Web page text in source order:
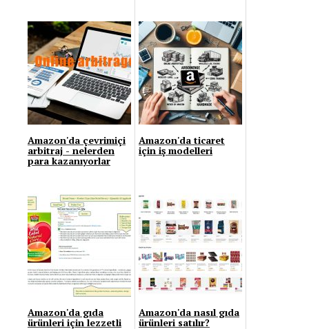
Amazon'da çevrimiçi
arbitraj - nelerden
para kazanıyorlar
Amazon'da ticaret
için iş modelleri
Amazon'da gıda
ürünleri için lezzetli
Amazon'da nasıl gıda
ürünleri satılır?